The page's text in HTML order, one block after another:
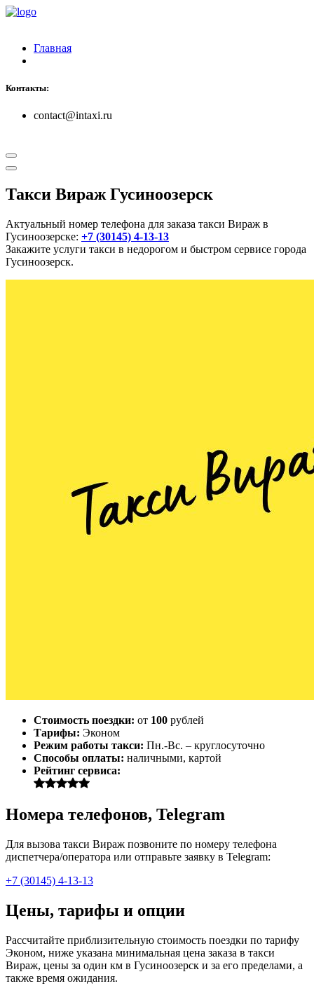
Главная
Контакты:
contact@intaxi.ru
Такси Вираж Гусиноозерск
Актуальный номер телефона для заказа такси Вираж в
Гусиноозерске: +7 (30145) 4-13-13
Закажите услуги такси в недорогом и быстром сервисе города
Гусиноозерск.
Стоимость поездки: от 100 рублей
Тарифы: Эконом
Режим работы такси: Пн.-Вс. – круглосуточно
Способы оплаты: наличными, картой
Рейтинг сервиса:
Номера телефонов, Telegram
Для вызова такси Вираж позвоните по номеру телефона
диспетчера/оператора или отправьте заявку в Telegram:
+7 (30145) 4-13-13
Цены, тарифы и опции
Рассчитайте приблизительную стоимость поездки по тарифу
Эконом, ниже указана минимальная цена заказа в такси
Вираж, цены за один км в Гусиноозерск и за его пределами, а
также время ожидания.